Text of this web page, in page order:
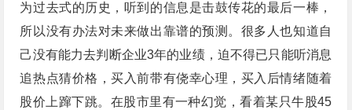
为过去式的历史，听到的信息是击鼓传花的最后一棒，
所以没有办法对未来做出靠谱的预测。很多人也知道自
己没有能力去判断企业3年的业绩，迫不得已只能听消息
追热点猜价格，买入前带有侥幸心理，买入后情绪随着
股价上蹿下跳。在股市里有一种幻觉，看着某只牛股45